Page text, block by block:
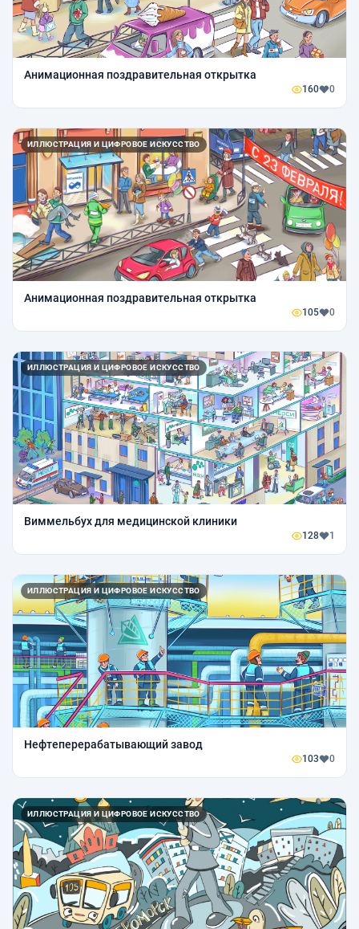
Анимационная поздравительная открытка
160 0
ИЛЛЮСТРАЦИЯ И ЦИФРОВОЕ ИСКУССТВО
Анимационная поздравительная открытка
105 0
ИЛЛЮСТРАЦИЯ И ЦИФРОВОЕ ИСКУССТВО
Виммельбух для медицинской клиники
128 1
ИЛЛЮСТРАЦИЯ И ЦИФРОВОЕ ИСКУССТВО
Нефтеперерабатывающий завод
103 0
ИЛЛЮСТРАЦИЯ И ЦИФРОВОЕ ИСКУССТВО